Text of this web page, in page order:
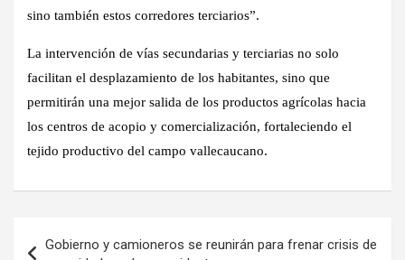
sino también estos corredores terciarios”.
La intervención de vías secundarias y terciarias no solo
facilitan el desplazamiento de los habitantes, sino que
permitirán una mejor salida de los productos agrícolas hacia
los centros de acopio y comercialización, fortaleciendo el
tejido productivo del campo vallecaucano.
Gobierno y camioneros se reunirán para frenar crisis de